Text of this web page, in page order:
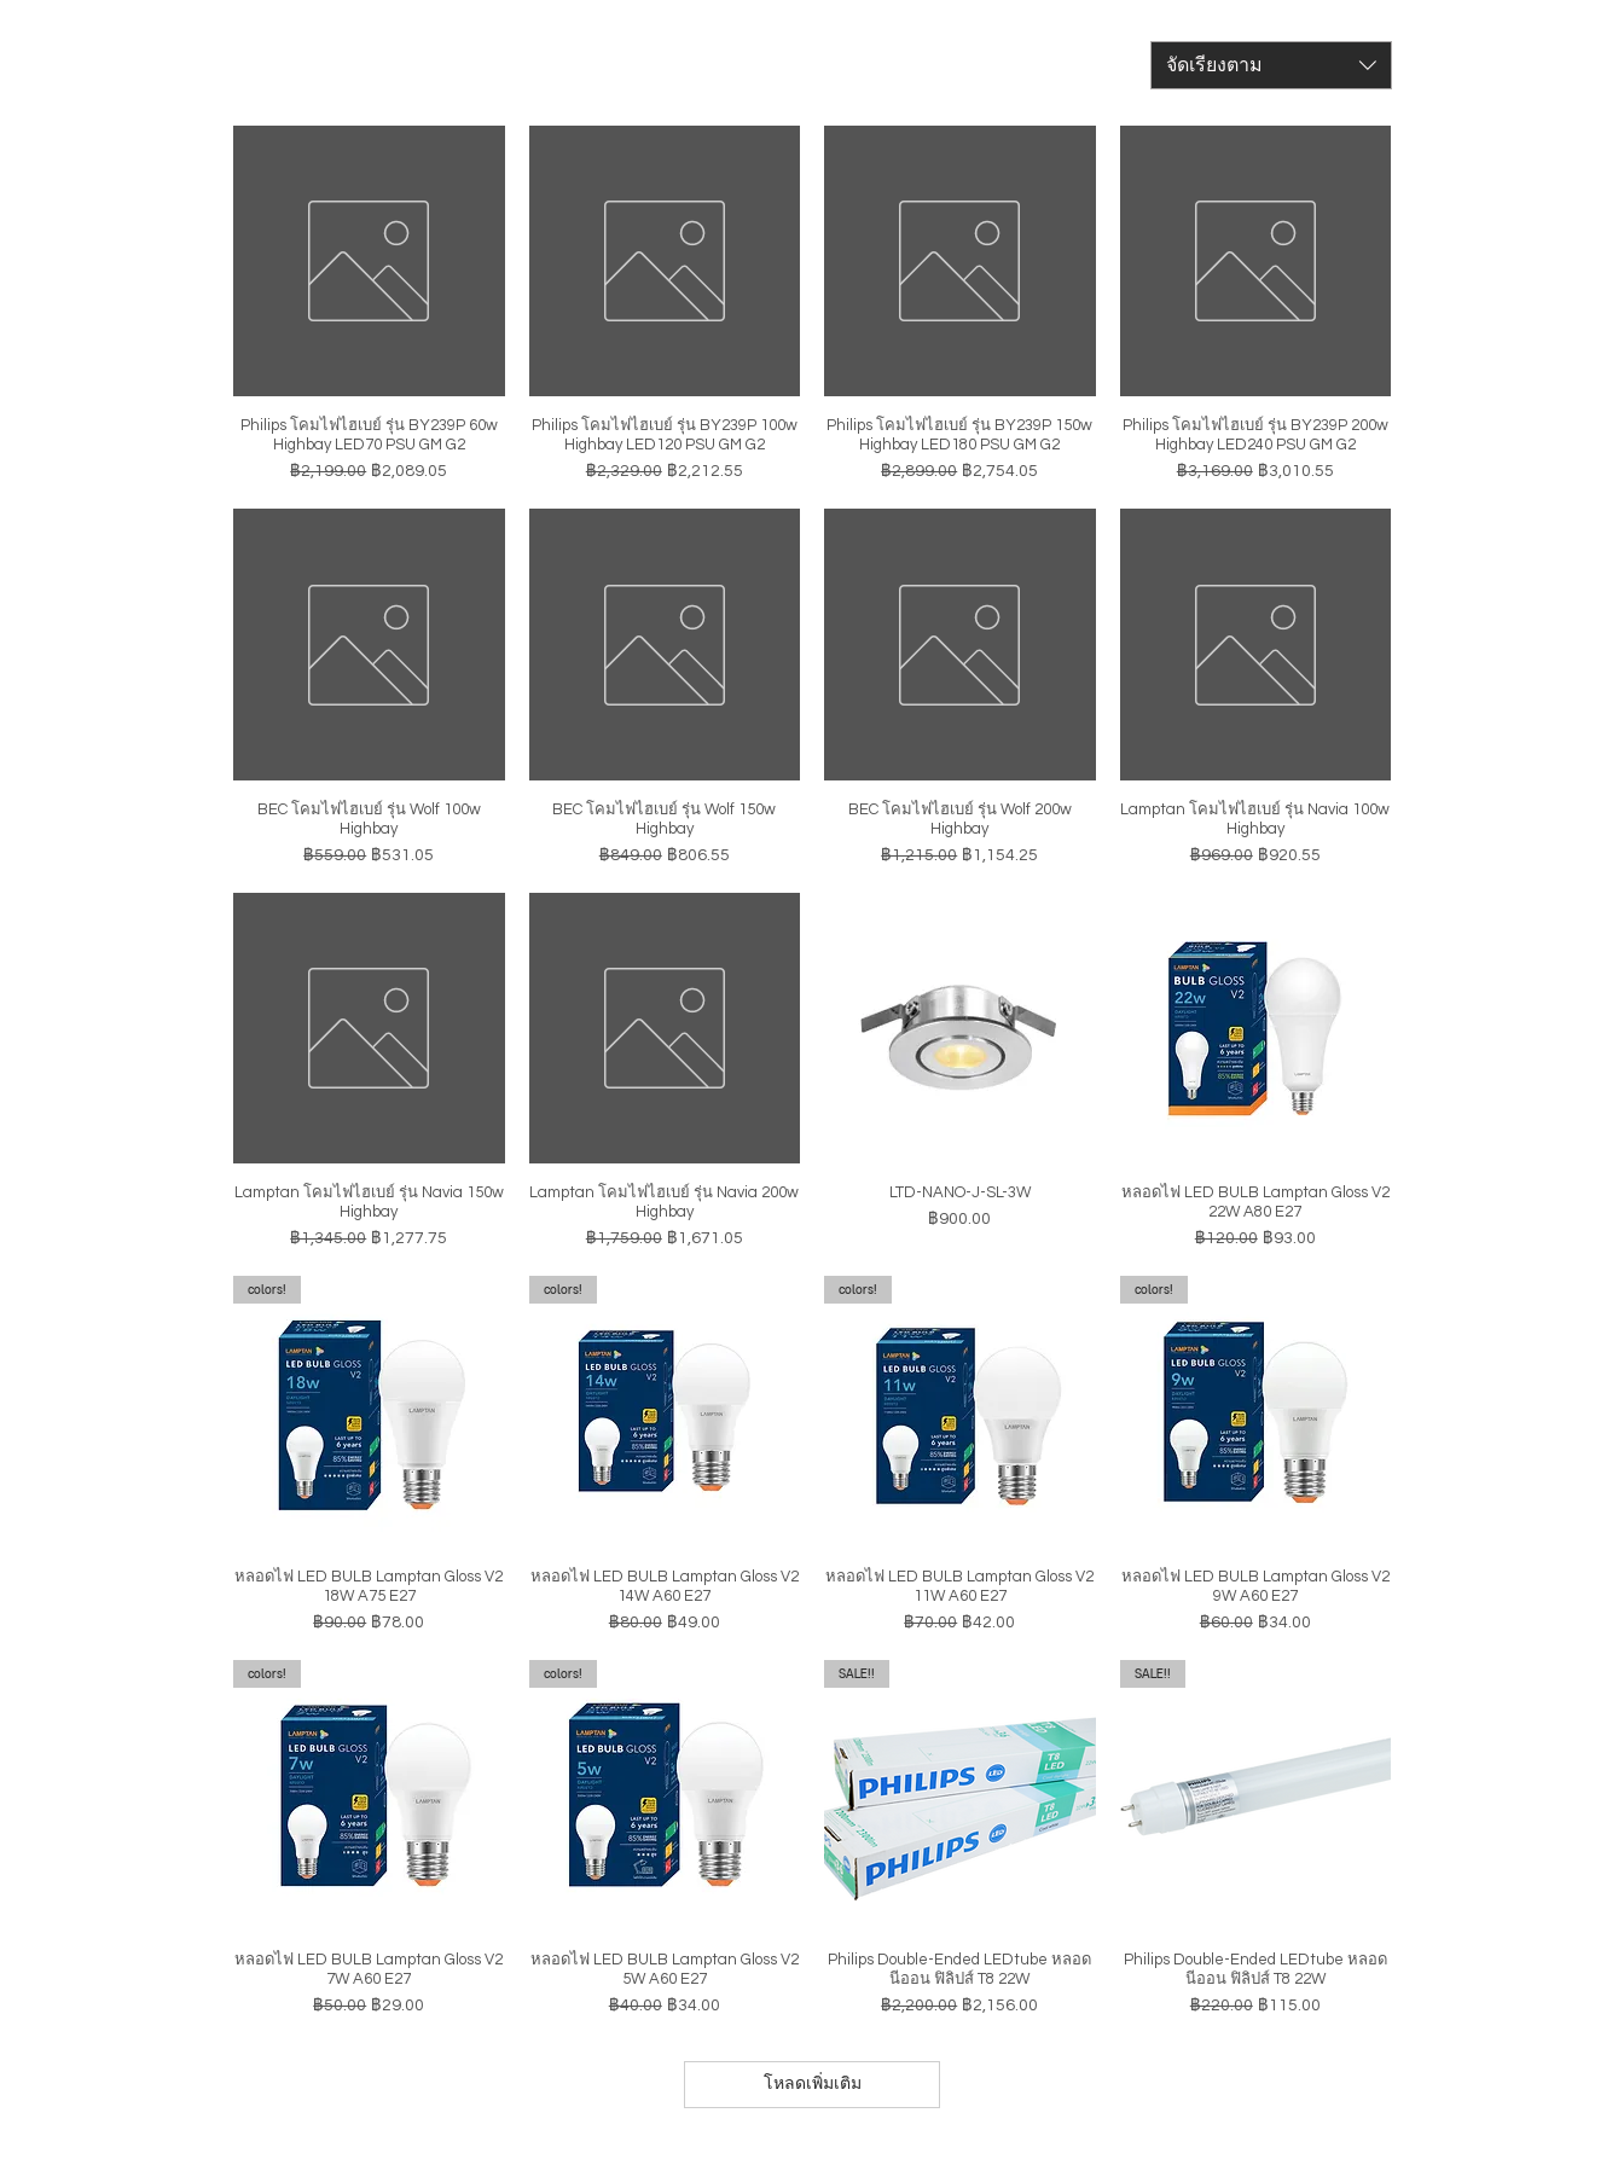
จัดเรียงตาม
ดูข้อมูลด่วน
Philips โคมไฟไฮเบย์ รุ่น BY239P 60w
Highbay LED70 PSU GM G2
ราคาปกติ
฿2,199.00 ราคาขายลด
฿2,089.05
ดูข้อมูลด่วน
Philips โคมไฟไฮเบย์ รุ่น BY239P 100w
Highbay LED120 PSU GM G2
ราคาปกติ
฿2,329.00 ราคาขายลด
฿2,212.55
ดูข้อมูลด่วน
Philips โคมไฟไฮเบย์ รุ่น BY239P 150w
Highbay LED180 PSU GM G2
ราคาปกติ
฿2,899.00 ราคาขายลด
฿2,754.05
ดูข้อมูลด่วน
Philips โคมไฟไฮเบย์ รุ่น BY239P 200w
Highbay LED240 PSU GM G2
ราคาปกติ
฿3,169.00 ราคาขายลด
฿3,010.55
ดูข้อมูลด่วน
BEC โคมไฟไฮเบย์ รุ่น Wolf 100w
Highbay
ราคาปกติ
฿559.00 ราคาขายลด
฿531.05
ดูข้อมูลด่วน
BEC โคมไฟไฮเบย์ รุ่น Wolf 150w
Highbay
ราคาปกติ
฿849.00 ราคาขายลด
฿806.55
ดูข้อมูลด่วน
BEC โคมไฟไฮเบย์ รุ่น Wolf 200w
Highbay
ราคาปกติ
฿1,215.00 ราคาขายลด
฿1,154.25
ดูข้อมูลด่วน
Lamptan โคมไฟไฮเบย์ รุ่น Navia 100w
Highbay
ราคาปกติ
฿969.00 ราคาขายลด
฿920.55
ดูข้อมูลด่วน
Lamptan โคมไฟไฮเบย์ รุ่น Navia 150w
Highbay
ราคาปกติ
฿1,345.00 ราคาขายลด
฿1,277.75
ดูข้อมูลด่วน
Lamptan โคมไฟไฮเบย์ รุ่น Navia 200w
Highbay
ราคาปกติ
฿1,759.00 ราคาขายลด
฿1,671.05
ดูข้อมูลด่วน
LTD-NANO-J-SL-3W
ราคา
฿900.00
ดูข้อมูลด่วน
หลอดไฟ LED BULB Lamptan Gloss V2
22W A80 E27
ราคาปกติ
฿120.00 ราคาขายลด
฿93.00
ดูข้อมูลด่วน
colors!
หลอดไฟ LED BULB Lamptan Gloss V2
18W A75 E27
ราคาปกติ
฿90.00 ราคาขายลด
฿78.00
ดูข้อมูลด่วน
colors!
หลอดไฟ LED BULB Lamptan Gloss V2
14W A60 E27
ราคาปกติ
฿80.00 ราคาขายลด
฿49.00
ดูข้อมูลด่วน
colors!
หลอดไฟ LED BULB Lamptan Gloss V2
11W A60 E27
ราคาปกติ
฿70.00 ราคาขายลด
฿42.00
ดูข้อมูลด่วน
colors!
หลอดไฟ LED BULB Lamptan Gloss V2
9W A60 E27
ราคาปกติ
฿60.00 ราคาขายลด
฿34.00
ดูข้อมูลด่วน
colors!
หลอดไฟ LED BULB Lamptan Gloss V2
7W A60 E27
ราคาปกติ
฿50.00 ราคาขายลด
฿29.00
ดูข้อมูลด่วน
colors!
หลอดไฟ LED BULB Lamptan Gloss V2
5W A60 E27
ราคาปกติ
฿40.00 ราคาขายลด
฿34.00
ดูข้อมูลด่วน
SALE!!
Philips Double-Ended LEDtube หลอด
นีออน ฟิลิปส์ T8 22W
ราคาปกติ
฿2,200.00 ราคาขายลด
฿2,156.00
ดูข้อมูลด่วน
SALE!!
Philips Double-Ended LEDtube หลอด
นีออน ฟิลิปส์ T8 22W
ราคาปกติ
฿220.00 ราคาขายลด
฿115.00
โหลดเพิ่มเติม